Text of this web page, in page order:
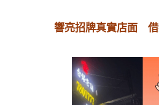
響亮招牌真實店面